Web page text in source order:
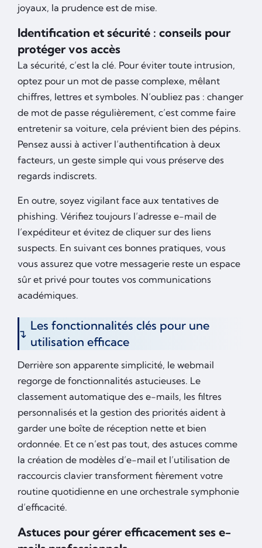
joyaux, la prudence est de mise.
Identification et sécurité : conseils pour
protéger vos accès
La sécurité, c’est la clé. Pour éviter toute intrusion,
optez pour un mot de passe complexe, mêlant
chiffres, lettres et symboles. N’oubliez pas : changer
de mot de passe régulièrement, c’est comme faire
entretenir sa voiture, cela prévient bien des pépins.
Pensez aussi à activer l’authentification à deux
facteurs, un geste simple qui vous préserve des
regards indiscrets.
En outre, soyez vigilant face aux tentatives de
phishing. Vérifiez toujours l’adresse e-mail de
l’expéditeur et évitez de cliquer sur des liens
suspects. En suivant ces bonnes pratiques, vous
vous assurez que votre messagerie reste un espace
sûr et privé pour toutes vos communications
académiques.
Les fonctionnalités clés pour une
utilisation efficace
Derrière son apparente simplicité, le webmail
regorge de fonctionnalités astucieuses. Le
classement automatique des e-mails, les filtres
personnalisés et la gestion des priorités aident à
garder une boîte de réception nette et bien
ordonnée. Et ce n’est pas tout, des astuces comme
la création de modèles d’e-mail et l’utilisation de
raccourcis clavier transforment fièrement votre
routine quotidienne en une orchestrale symphonie
d’efficacité.
Astuces pour gérer efficacement ses e-